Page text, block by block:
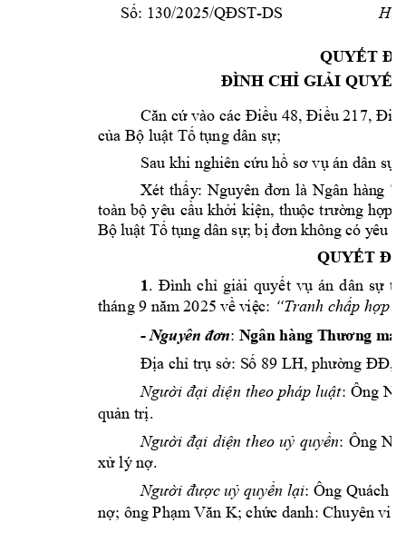
Số: 130/2025/QĐST-DS
QUYẾT
ĐÌNH CHỈ GIẢI QUYẾT
Căn cứ vào các Điều 48, Điều 217,
của Bộ luật Tố tụng dân sự;
Sau khi nghiên cứu hồ sơ vụ án dân sự
Xét thấy: Nguyên đơn là Ngân hàng
toàn bộ yêu cầu khởi kiện, thuộc trường hợp
Bộ luật Tố tụng dân sự; bị đơn không có yêu c
QUYẾT
1. Đình chỉ giải quyết vụ án dân sự
tháng 9 năm 2025 về việc: “Tranh chấp hợp đ
- Nguyên đơn: Ngân hàng Thương mại
Địa chỉ trụ sở: Số 89 LH, phường ĐĐ,
Người đại diện theo pháp luật: Ông
quản trị.
Người đại diện theo uỷ quyền: Ông
xử lý nợ.
Người được uỷ quyền lại: Ông Quách
nợ; ông Phạm Văn K; chức danh: Chuyên